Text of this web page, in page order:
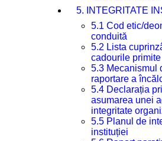
5. INTEGRITATE
5.1 Cod etic/
conduită
5.2 Lista
cadourile primite
5.3 Mecanismul
raportare a
5.4 Declarația
asumarea unei
integritate
5.5 Planul de
instituției